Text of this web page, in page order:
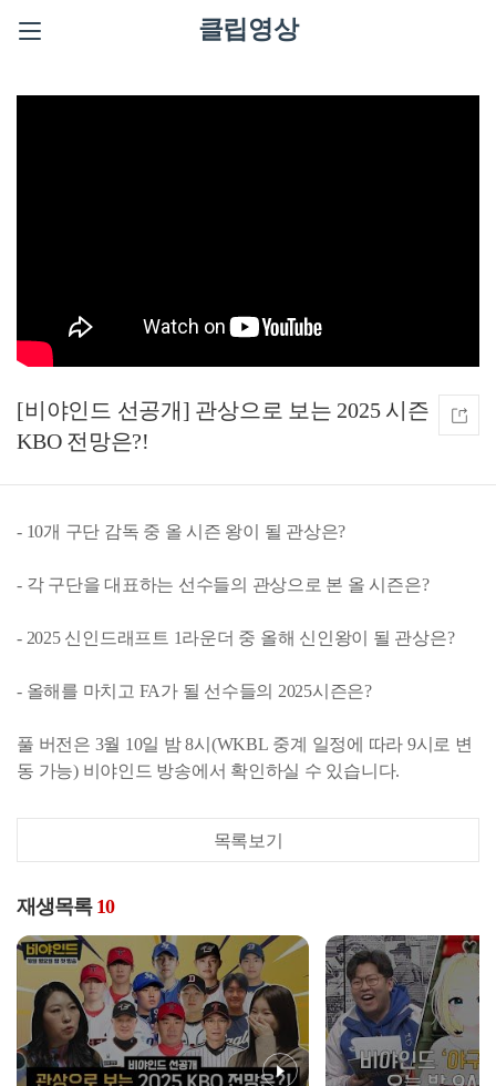
클립영상
[비야인드 선공개] 관상으로 보는 2025 시즌
KBO 전망은?!
- 10개 구단 감독 중 올 시즌 왕이 될 관상은?
- 각 구단을 대표하는 선수들의 관상으로 본 올 시즌은?
- 2025 신인드래프트 1라운더 중 올해 신인왕이 될 관상은?
- 올해를 마치고 FA가 될 선수들의 2025시즌은?
풀 버전은 3월 10일 밤 8시(WKBL 중계 일정에 따라 9시로 변
동 가능) 비야인드 방송에서 확인하실 수 있습니다.
목록보기
재생목록 10